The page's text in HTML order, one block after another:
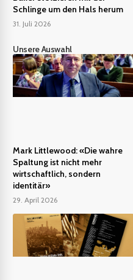
Schlinge um den Hals herum
31. Juli 2026
Unsere Auswahl
Mark Littlewood: «Die wahre
Spaltung ist nicht mehr
wirtschaftlich, sondern
identitär»
29. April 2026